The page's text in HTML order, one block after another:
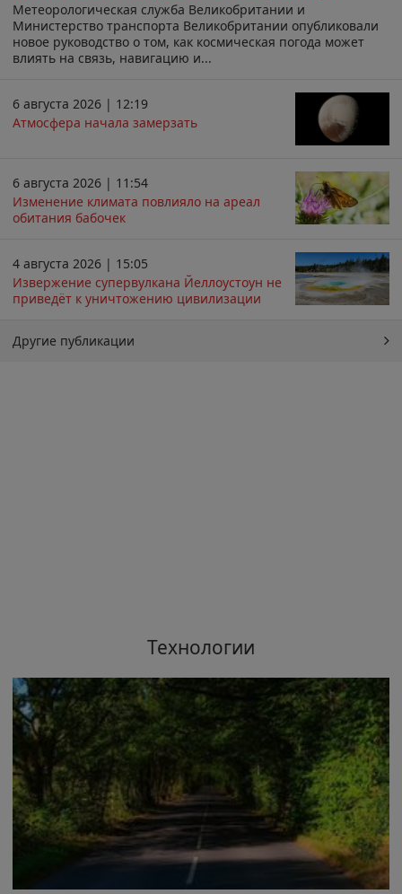
Метеорологическая служба Великобритании и
Министерство транспорта Великобритании опубликовали
новое руководство о том, как космическая погода может
влиять на связь, навигацию и...
6 августа 2026 | 12:19
Атмосфера начала замерзать
6 августа 2026 | 11:54
Изменение климата повлияло на ареал
обитания бабочек
4 августа 2026 | 15:05
Извержение супервулкана Йеллоустоун не
приведёт к уничтожению цивилизации
Другие публикации
Технологии